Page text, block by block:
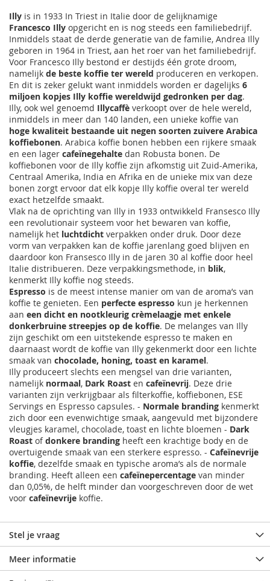
Illy is in 1933 In Triest in Italie door de gelijknamige
Francesco Illy opgericht en is nog steeds een familiebedrijf.
Inmiddels staat de derde generatie van de familie, Andrea Illy
geboren in 1964 in Triest, aan het roer van het familiebedrijf.
Voor Francesco Illy bestond er destijds één grote droom,
namelijk de beste koffie ter wereld produceren en verkopen.
En dit is zeker gelukt want inmiddels worden er dagelijks 6
miljoen kopjes Illy koffie wereldwijd gedronken per dag.
Illy, ook wel genoemd Illycaffè verkoopt over de hele wereld,
inmiddels in meer dan 140 landen, een unieke koffie van
hoge kwaliteit bestaande uit negen soorten zuivere Arabica
koffiebonen. Arabica koffie bonen hebben een rijkere smaak
en een lager cafeïnegehalte dan Robusta bonen. De
koffiebonen voor de Illy koffie zijn afkomstig uit Zuid-Amerika,
Centraal Amerika, India en Afrika en de unieke mix van deze
bonen zorgt ervoor dat elk kopje Illy koffie overal ter wereld
exact hetzelfde smaakt.
Vlak na de oprichting van Illy in 1933 ontwikkeld Fransesco Illy
een revolutionair systeem voor het bewaren van koffie,
namelijk het luchtdicht verpakken onder druk. Door deze
vorm van verpakken kan de koffie jarenlang goed blijven en
daardoor kon Fransesco Illy in de jaren 30 al koffie door heel
Italie distribueren. Deze verpakkingsmethode, in blik,
kenmerkt Illy koffie nog steeds.
Espresso is de meest intense manier om van de aroma’s van
koffie te genieten. Een perfecte espresso kun je herkennen
aan een dicht en nootkleurig crèmelaagje met enkele
donkerbruine streepjes op de koffie. De melanges van Illy
zijn geschikt om een uitstekende espresso te maken en
daarnaast wordt de koffie van Illy gekenmerkt door een lichte
smaak van chocolade, honing, toast en karamel.
Illy produceert slechts een mengsel van drie varianten,
namelijk normaal, Dark Roast en cafeïnevrij. Deze drie
varianten zijn verkrijgbaar als filterkoffie, koffiebonen, ESE
Servings en Espresso capsules. - Normale branding kenmerkt
zich door een evenwichtige smaak, aangevuld met bijzondere
vleugjes karamel, chocolade, toast en lichte bloemen - Dark
Roast ofdonkere branding heeft een krachtige body en de
overtuigende smaak van een sterkere espresso. - Cafeïnevrije
koffie, dezelfde smaak en typische aroma’s als de normale
branding. Heeft alleen een cafeïnepercentage van minder
dan 0,05%, de helft minder dan voorgeschreven door de wet
voor cafeïnevrije koffie.
Stel je vraag
Meer informatie